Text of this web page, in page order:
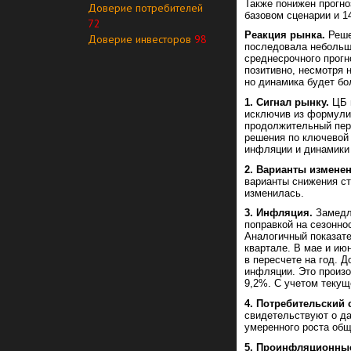
Доверие потребителей
72
Доверие инвесторов 98
Также понижен
базовом сценарии и
Реакция рынка.
последовала
среднесрочного
позитивно,
но динамика будет
1. Сигнал рынку. ЦБ
исключив из
продолжительный
решения по ключевой
инфляции и
2. Варианты
варианты снижения
изменилась.
3. Инфляция.
поправкой на
Аналогичный
квартале. В мае и
в пересчете на год.
инфляции. Это
9,2%. С учетом
4. Потребительский
свидетельствуют о
умеренного роста
5.